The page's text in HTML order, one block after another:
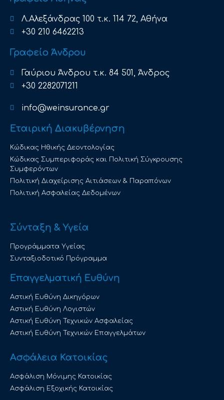
Λ.Αλεξάνδρας 100 τ.κ. 114 72, Αθήνα
+30 210 6462213
Γραφείο Άνδρου
Γαύριου Άνδρου τ.κ. 84 501, Άνδρος
+30 2282071211
info@weinsurance.gr
Εταιρική Διακυβέρνηση
Κώδικας Ηθικής Δεοντολογίας
Κώδικας Συμπεριφοράς και Πολιτική Σύγκρουσης
Συμφερόντων
Πολιτική Διαχείρισης Αιτιάσεων & Παραπόνων
Πολιτική Ασφαλείας Δεδομένων
Σύνταξη & Υγεία
Προγράμματα Υγείας
Συνταξιοδοτικό Πρόγραμμα
Επαγγελματική Ευθύνη
Αστική Ευθύνη Δικηγόρων
Αστική Ευθύνη Λογιστών
Αστική Ευθύνη Τεχνικών Ασφαλείας
Αστική Ευθύνη Τεχνικών Επαγγελμάτων
Ασφάλεια Κατοικίας
Ασφάλιση Μόνιμης Κατοικίας
Ασφάλιση Εξοχικής Κατοικίας